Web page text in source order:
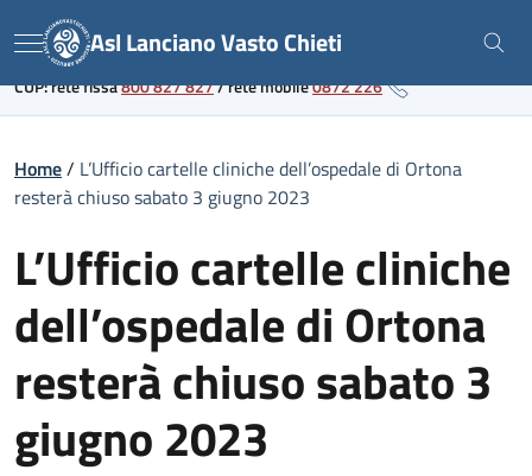
to
content
Link al portale sanitario regionale
Menu Asl Lanciano Vasto Chieti
CUP: rete fissa800 827 827/rete mobile0872 226
Home/ L’Ufficio cartelle cliniche dell’ospedale di Ortona
resterà chiuso sabato 3 giugno 2023
L’Ufficio cartelle cliniche
dell’ospedale di Ortona
resterà chiuso sabato 3
giugno 2023